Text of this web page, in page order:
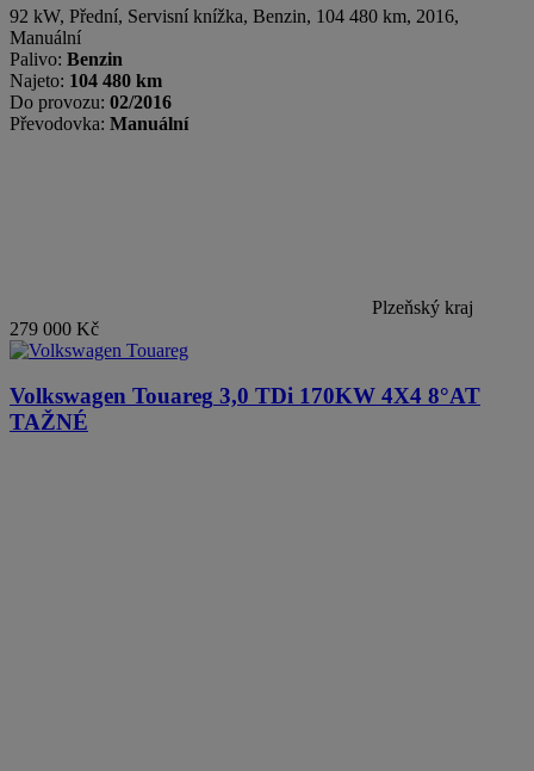
92 kW, Přední, Servisní knížka, Benzin, 104 480 km, 2016,
Manuální
Palivo: Benzin
Najeto: 104 480 km
Do provozu: 02/2016
Převodovka: Manuální
Plzeňský kraj
279 000 Kč
Volkswagen Touareg 3,0 TDi 170KW 4X4 8°AT
TAŽNÉ